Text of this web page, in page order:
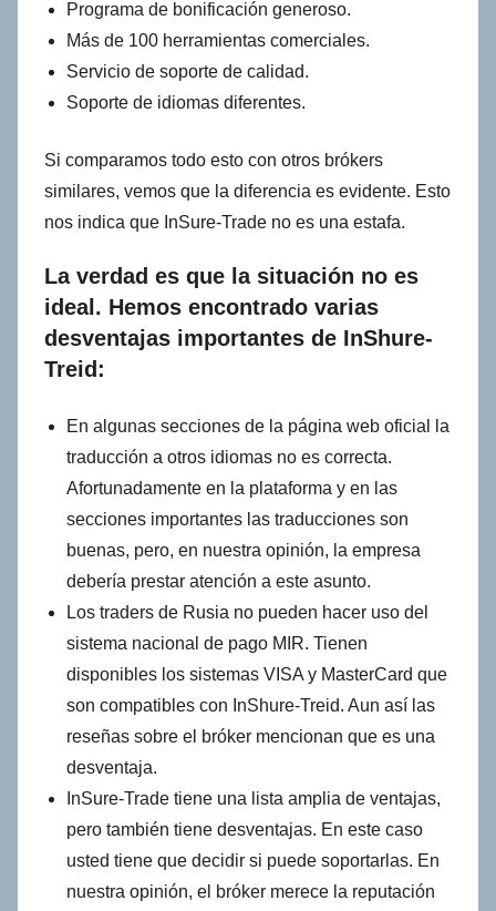
Programa de bonificación generoso.
Más de 100 herramientas comerciales.
Servicio de soporte de calidad.
Soporte de idiomas diferentes.
Si comparamos todo esto con otros brókers
similares, vemos que la diferencia es evidente. Esto
nos indica que InSure-Trade no es una estafa.
La verdad es que la situación no es
ideal. Hemos encontrado varias
desventajas importantes de InShure-
Treid:
En algunas secciones de la página web oficial la
traducción a otros idiomas no es correcta.
Afortunadamente en la plataforma y en las
secciones importantes las traducciones son
buenas, pero, en nuestra opinión, la empresa
debería prestar atención a este asunto.
Los traders de Rusia no pueden hacer uso del
sistema nacional de pago MIR. Tienen
disponibles los sistemas VISA y MasterCard que
son compatibles con InShure-Treid. Aun así las
reseñas sobre el bróker mencionan que es una
desventaja.
InSure-Trade tiene una lista amplia de ventajas,
pero también tiene desventajas. En este caso
usted tiene que decidir si puede soportarlas. En
nuestra opinión, el bróker merece la reputación